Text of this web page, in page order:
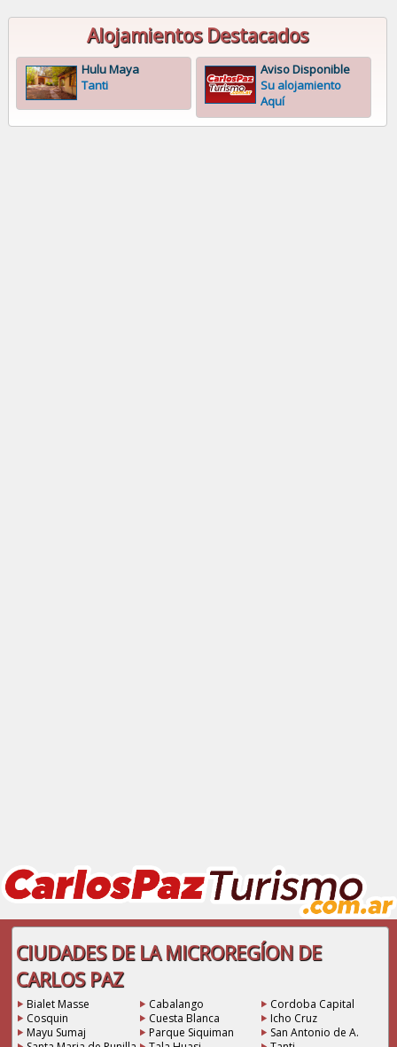
Alojamientos Destacados
Hulu Maya
Tanti
Aviso Disponible
Su alojamiento
Aquí
CIUDADES DE LA MICROREGÍON DE
CARLOS PAZ
Bialet Masse Cabalango
Cordoba Capital
Cosquin
Cuesta Blanca
Icho Cruz
Mayu Sumaj
Parque Siquiman
San Antonio de A.